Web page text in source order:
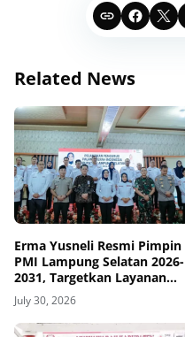
Related News
Erma Yusneli Resmi Pimpin
PMI Lampung Selatan 2026-
2031, Targetkan Layanan
Prima
July 30, 2026